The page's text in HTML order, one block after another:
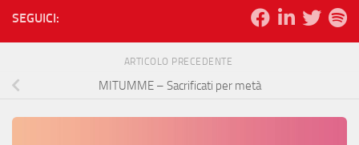
SEGUICI:
ARTICOLO PRECEDENTE
MITUMME – Sacrificati per metà